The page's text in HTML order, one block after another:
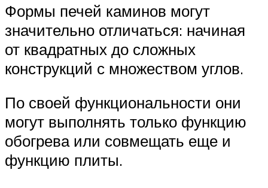
Формы печей каминов могут
значительно отличаться: начиная
от квадратных до сложных
конструкций с множеством углов.
По своей функциональности они
могут выполнять только функцию
обогрева или совмещать еще и
функцию плиты.